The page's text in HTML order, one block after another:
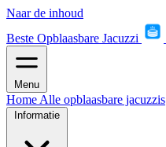
Naar de inhoud
Beste Opblaasbare Jacuzzi
Menu
Home Alle opblaasbare jacuzzis
Informatie